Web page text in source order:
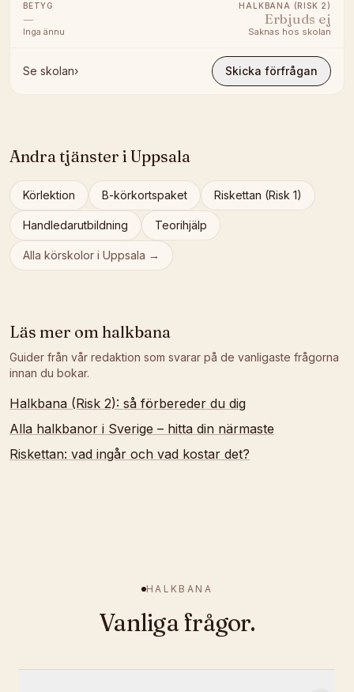
BETYG
—
Inga ännu
HALKBANA (RISK 2)
Erbjuds ej
Saknas hos skolan
Se skolan› Skicka förfrågan
Andra tjänster i Uppsala
Körlektion B-körkortspaket Riskettan (Risk 1)
Handledarutbildning Teorihjälp
Alla körskolor i Uppsala →
Läs mer om halkbana
Guider från vår redaktion som svarar på de vanligaste frågorna
innan du bokar.
Halkbana (Risk 2): så förbereder du dig
Alla halkbanor i Sverige – hitta din närmaste
Riskettan: vad ingår och vad kostar det?
HALKBANA
Vanliga frågor.